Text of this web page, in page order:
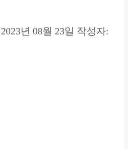
2023년 08월 23일 작성자: